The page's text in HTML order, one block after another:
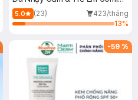
(Mới)
5.0 (23)
423/tháng
13%
-59 %